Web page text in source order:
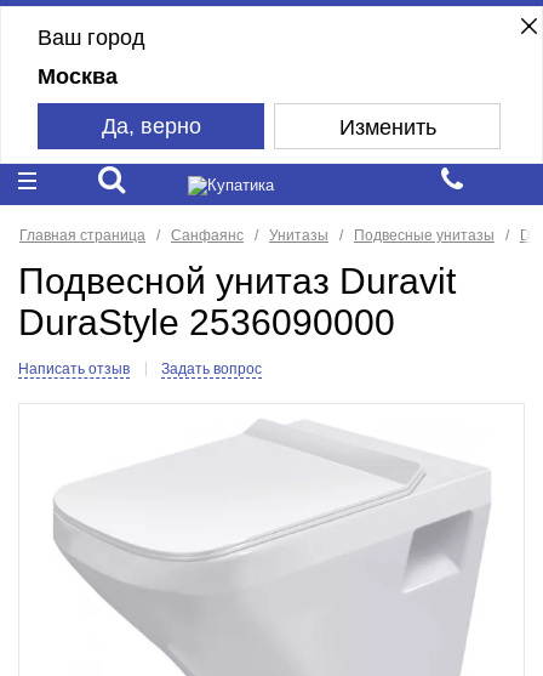
Ваш город
Москва
Да, верно Изменить
Главная страница Санфаянс Унитазы Подвесные унитазы
Подвесной унитаз Duravit
DuraStyle 2536090000
Написать отзыв Задать вопрос